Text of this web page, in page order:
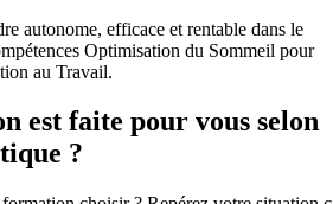
autonome, efficace et rentable dans le
Optimisation du Sommeil pour
au Travail.
est faite pour vous selon
?